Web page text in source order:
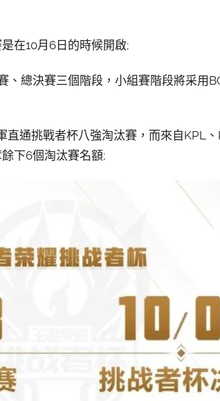
在10月6日的時候開啟;
、總決賽三個階段，小組賽階段將采用
直通挑戰者杯八強淘汰賽，而來自KPL
下6個淘汰賽名額;